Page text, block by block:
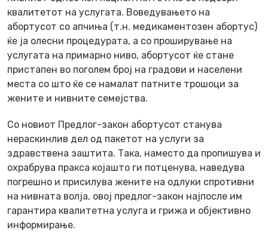
квалитетот на услугата. Воведувањето на
абортусот со апчиња (т.н. медикаментозен абортус)
ќе ја олесни процедурата, а со проширување на
услугата на примарно ниво, абортусот ќе стане
пристапен во поголем број на градови и населени
места со што ќе се намалат патните трошоци за
жените и нивните семејства.
Со новиот Предлог-закон абортусот станува
нераскинлив дел од пакетот на услуги за
здравствена заштита. Така, наместо да пропишува и
охрабрува пракса којашто ги потценува, наведува
погрешно и присилува жените на одлуки спротивни
на нивната волја, овој предлог-закон најпосле им
гарантира квалитетна услуга и грижа и објективно
информирање.